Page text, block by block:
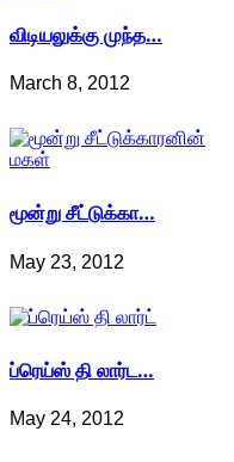
விடியலுக்கு முந்த…
March 8, 2012
மூன்று சீட்டுக்கா…
May 23, 2012
ப்ரெய்ஸ் தி லார்ட…
May 24, 2012